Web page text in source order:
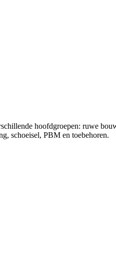
hoofdgroepen: ruwe
schoeisel, PBM en toebehoren.